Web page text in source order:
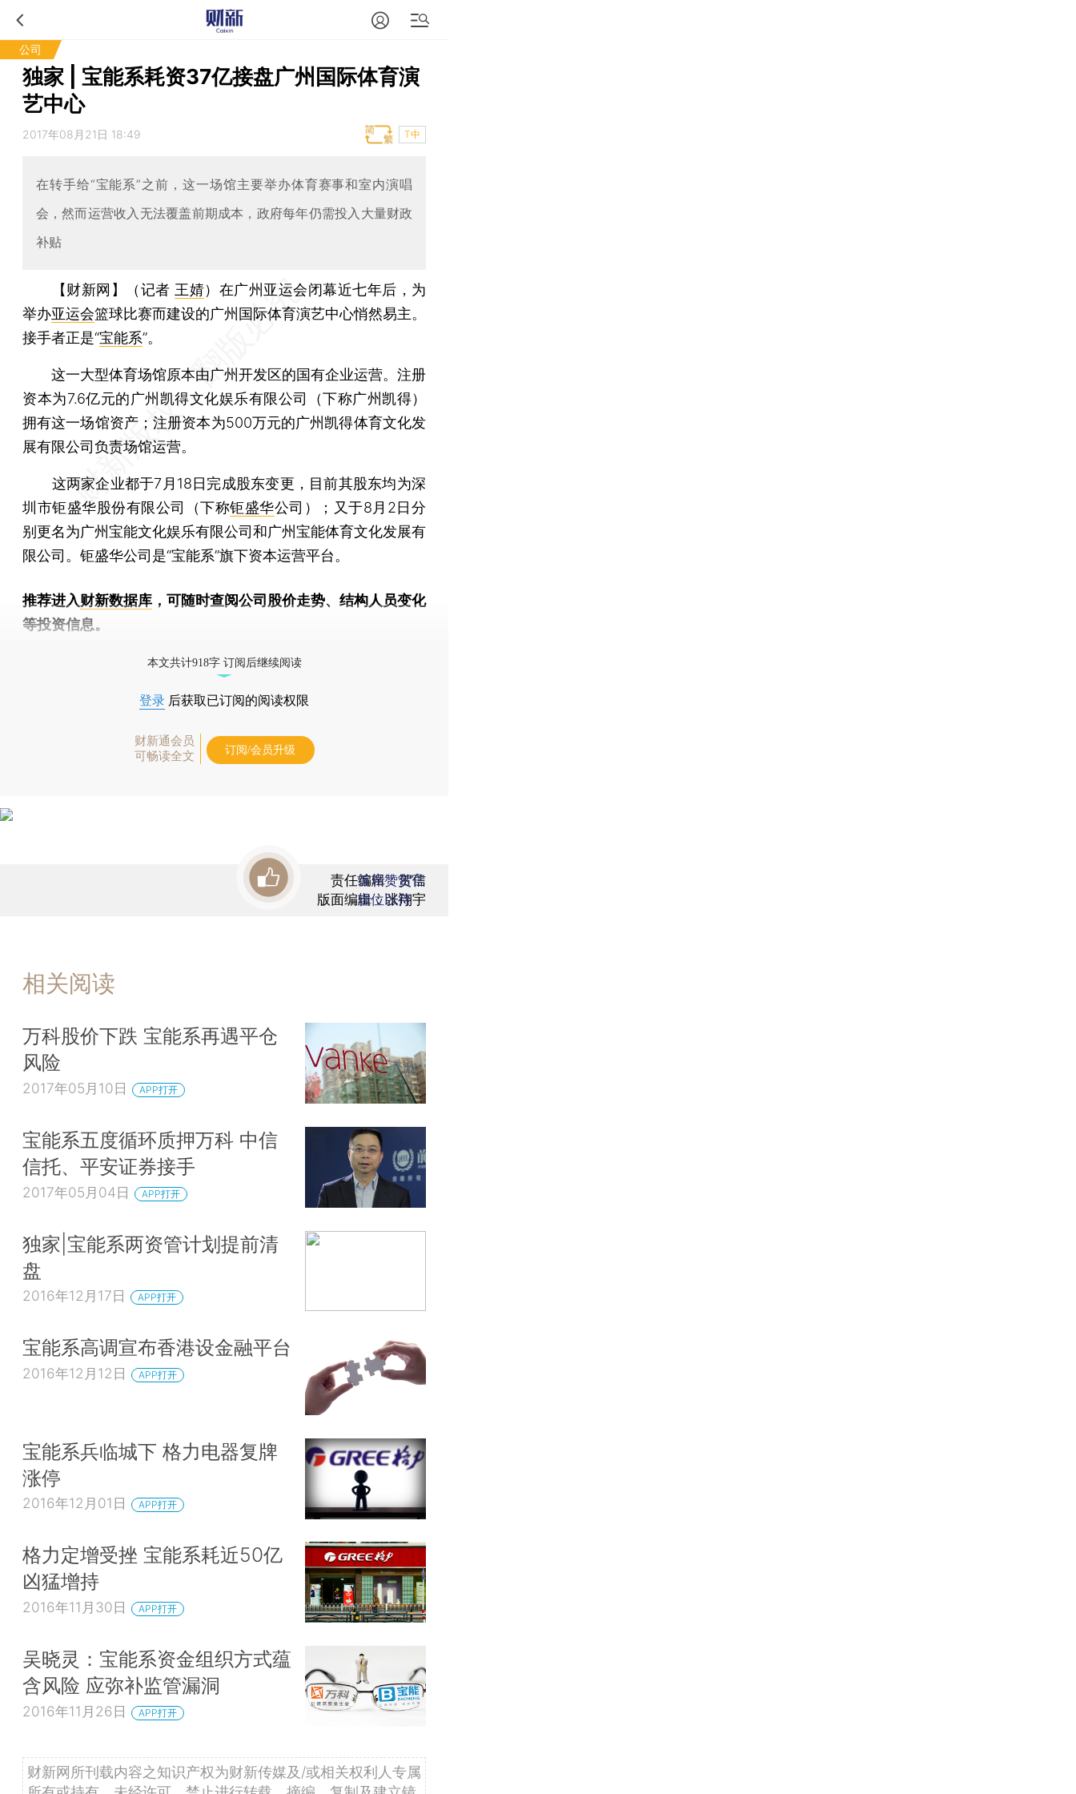
公司
独家 | 宝能系耗资37亿接盘广州国际体育演
艺中心
2017年08月21日 18:49 T中
在转手给“宝能系”之前，这一场馆主要举办体育赛事和室内演唱
会，然而运营收入无法覆盖前期成本，政府每年仍需投入大量财政
补贴
【财新网】（记者 王婧） 在广州亚运会闭幕近七年后，为
举办亚运会篮球比赛而建设的广州国际体育演艺中心悄然易主。
接手者正是“宝能系”。
这一大型体育场馆原本由广州开发区的国有企业运营。注册
资本为7.6亿元的广州凯得文化娱乐有限公司（下称广州凯得）
拥有这一场馆资产；注册资本为500万元的广州凯得体育文化发
展有限公司负责场馆运营。
这两家企业都于7月18日完成股东变更，目前其股东均为深
圳市钜盛华股份有限公司（下称钜盛华公司）；又于8月2日分
别更名为广州宝能文化娱乐有限公司和广州宝能体育文化发展有
限公司。钜盛华公司是“宝能系”旗下资本运营平台。
推荐进入财新数据库 ，可随时查阅公司股价走势、结构人员变化
等投资信息。
本文共计918字 订阅后继续阅读
登录 后获取已订阅的阅读权限
财新通会员
可畅读全文
订阅/会员升级
责任编辑：贺信
版面编辑：张翔宇
首席赞赏官
虚位以待
相关阅读
万科股价下跌 宝能系再遇平仓
风险
2017年05月10日 APP打开
宝能系五度循环质押万科 中信
信托、平安证券接手
2017年05月04日 APP打开
独家|宝能系两资管计划提前清
盘
2016年12月17日 APP打开
宝能系高调宣布香港设金融平台
2016年12月12日 APP打开
宝能系兵临城下 格力电器复牌
涨停
2016年12月01日 APP打开
格力定增受挫 宝能系耗近50亿
凶猛增持
2016年11月30日 APP打开
吴晓灵：宝能系资金组织方式蕴
含风险 应弥补监管漏洞
2016年11月26日 APP打开
财新网所刊载内容之知识产权为财新传媒及/或相关权利人专属